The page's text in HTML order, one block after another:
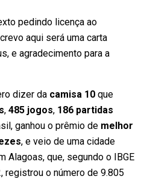
pedindo licença ao
aqui será uma carta
e agradecimento para a
dizer da camisa 10 que
, 485 jogos, 186 partidas
ganhou o prêmio de melhor
, e veio de uma cidade
Alagoas, que, segundo o IBGE
registrou o número de 9.805